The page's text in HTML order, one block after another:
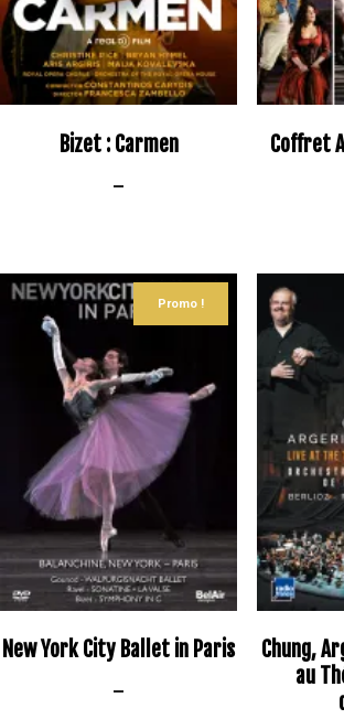
Bizet : Carmen
–
Coffret
Promo !
New York City Ballet in Paris
–
Chung,
au